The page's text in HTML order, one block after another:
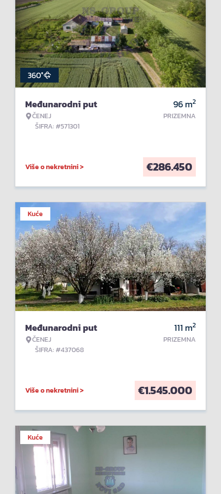
360°
Međunarodni put
ČENEJ
ŠIFRA: #571301
96m2
PRIZEMNA
Više o nekretnini > €286.450
Kuće
Međunarodni put
ČENEJ
ŠIFRA: #437068
111 m2
PRIZEMNA
Više o nekretnini > €1.545.000
Kuće